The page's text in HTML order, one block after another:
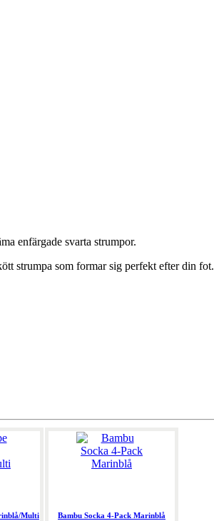
enfärgade svarta strumpor.
strumpa som formar sig perfekt efter din fot.
Multi Bambu Socka 4-Pack Marinblå